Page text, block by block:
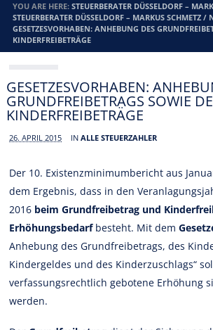
YOU ARE HERE:STEUERBERATER DÜSSELDORF –
STEUERBERATER DÜSSELDORF – MARKUS SCHMETZ /
GESETZESVORHABEN: ANHEBUNG DES
KINDERFREIBETRÄGE
GESETZESVORHABEN:
GRUNDFREIBETRAGS SOWIE
KINDERFREIBETRÄGE
26. APRIL 2015 INALLE STEUERZAHLER
Der 10. Existenzminimumbericht aus
dem Ergebnis, dass in den
2016 beim Grundfreibetrag und
Erhöhungsbedarfbesteht. Mit dem
Anhebung des Grundfreibetrags, des
Kindergeldes und des Kinderzuschlags“
verfassungsrechtlich gebotene Erhöhung
werden.